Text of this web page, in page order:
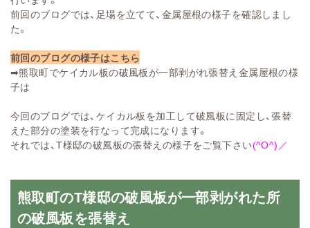
前回のブログでは、足場を立てて、金属屋根の様子を確認しまし
た。
前回のブログの様子はこちら
➡熊取町でケイカル板の破風板が一部剥がれ張替え金属屋根の様
子は
今回のブログでは、ケイカル板を加工して破風板に固定し、張替
えた部分の塗装を行なって完成になります。
それでは、T様邸の破風板の張替えの様子をご覧下さい(^O^)／
熊取町のT様邸の破風板が一部剥がれた所
の破風板を張替え